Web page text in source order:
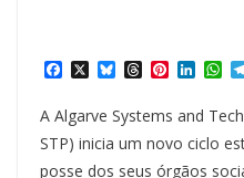
a
c
e
b
o
X B
u
e
s
k
T
h
e
a
d
P
t
e
r
L
n
k
e
d
W
h
t
s
A
A Algarve Systems and
STP) inicia um novo ciclo
posse dos seus órgãos